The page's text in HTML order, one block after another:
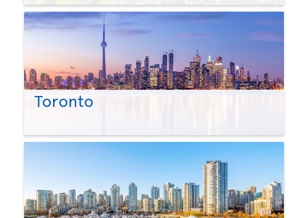
Toronto